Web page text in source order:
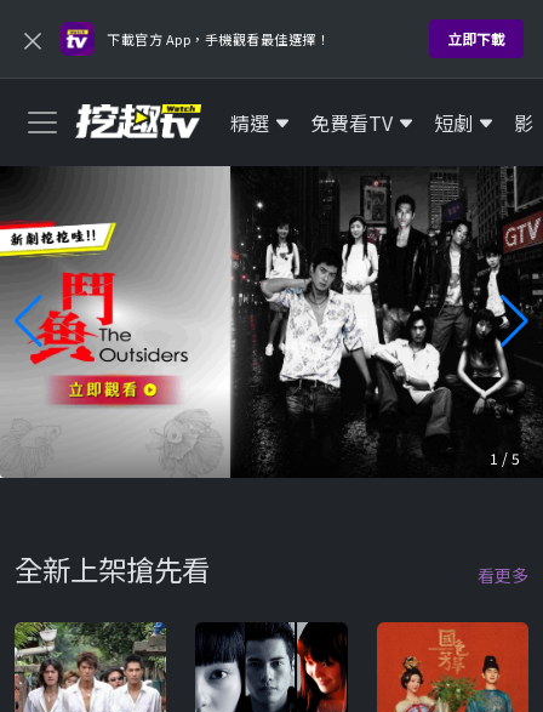
× 下載官方 App，手機觀看最佳選擇！ 立即下載
精選 免費看TV 短劇 影
1 /5
全新上架搶先看 看更多